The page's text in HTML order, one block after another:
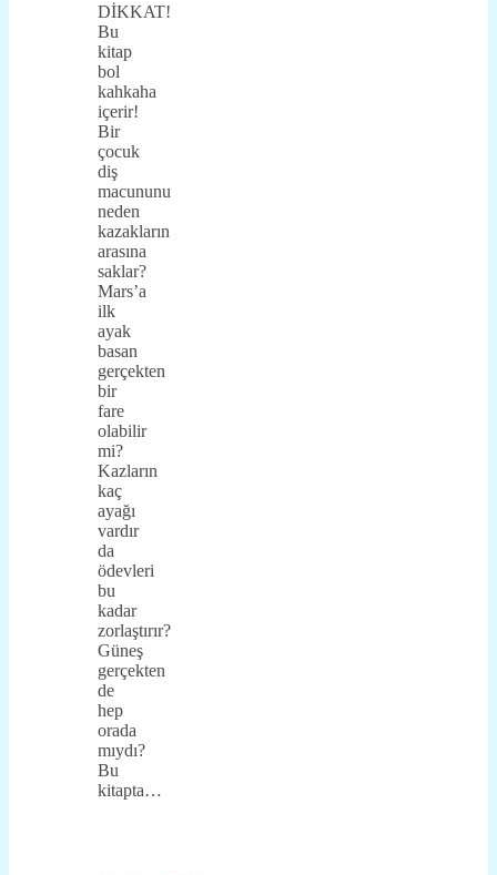
DİKKAT!
Bu
kitap
bol
kahkaha
içerir!
Bir
çocuk
diş
macununu
neden
kazakların
arasına
saklar?
Mars’a
ilk
ayak
basan
gerçekten
bir
fare
olabilir
mi?
Kazların
kaç
ayağı
vardır
da
ödevleri
bu
kadar
zorlaştırır?
Güneş
gerçekten
de
hep
orada
mıydı?
Bu
kitapta…